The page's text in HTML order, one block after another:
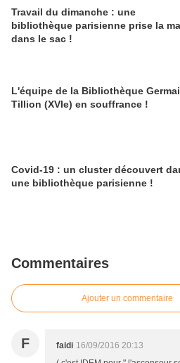
Travail du dimanche : une
bibliothèque parisienne prise la
dans le sac !
L'équipe de la Bibliothèque
Tillion (XVIe) en souffrance !
Covid-19 : un cluster découvert
une bibliothèque parisienne !
Commentaires
Ajouter un commentaire
F faidi 16/09/2016 20:13